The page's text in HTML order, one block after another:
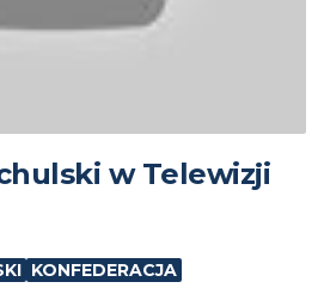
w Telewizji
KONFEDERACJA